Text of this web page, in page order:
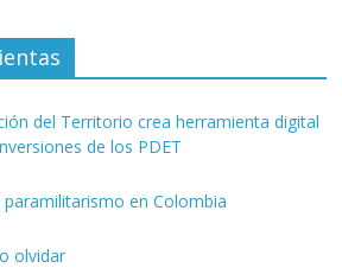
del Territorio crea herramienta digital
de los PDET
en Colombia
olvidar